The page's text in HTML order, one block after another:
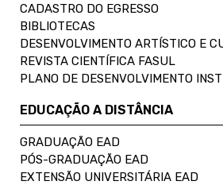
CADASTRO DO EGRESSO
BIBLIOTECAS
DESENVOLVIMENTO ARTÍSTICO E
REVISTA CIENTÍFICA FASUL
PLANO DE DESENVOLVIMENTO
EDUCAÇÃO A DISTÂNCIA
GRADUAÇÃO EAD
PÓS-GRADUAÇÃO EAD
EXTENSÃO UNIVERSITÁRIA EAD